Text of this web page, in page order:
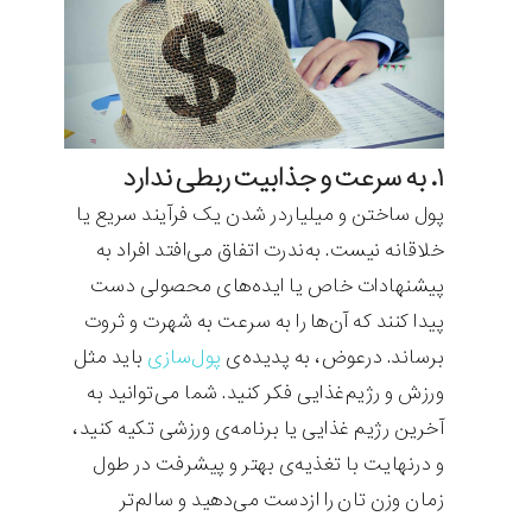
۱. به سرعت و جذابیت ربطی ندارد
پول ساختن و میلیاردر شدن یک فرآیند سریع یا
خلاقانه نیست. به‌ندرت اتفاق می‌افتد افراد به
پیشنهادات خاص یا ایده‌های محصولی دست
پیدا کنند که آن‌ها را به سرعت به شهرت و ثروت
برساند. درعوض، به پدیده‌ی پول‌سازی باید مثل
ورزش و رژیم‌غذایی فکر کنید. شما می‌توانید به
آخرین رژیم غذایی یا برنامه‌ی ورزشی تکیه کنید،
و درنهایت با تغذیه‌ی بهتر و پیشرفت در طول
زمان وزن تان را ازدست می‌دهید و سالم‌تر